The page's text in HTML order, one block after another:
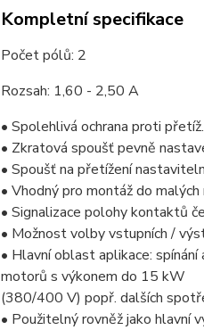
Kompletní specifikace
Počet pólů: 2
Rozsah: 1,60 - 2,50 A
• Spolehlivá ochrana proti
• Zkratová spoušť pevně
• Spoušť na přetížení
• Vhodný pro montáž do malých
• Signalizace polohy kontaktů
• Možnost volby vstupních /
• Hlavní oblast aplikace: spínání
motorů s výkonem do 15 kW
(380/400 V) popř. dalších
• Použitelný rovněž jako hlavní